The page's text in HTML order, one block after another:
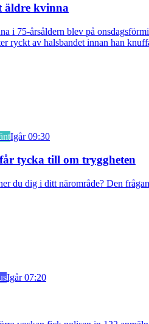
äldre kvinna
75-årsåldern blev på
ryckt av halsbandet innan han
Igår 09:30
tycka till om tryggheten
du dig i ditt närområde? Den
Igår 07:20